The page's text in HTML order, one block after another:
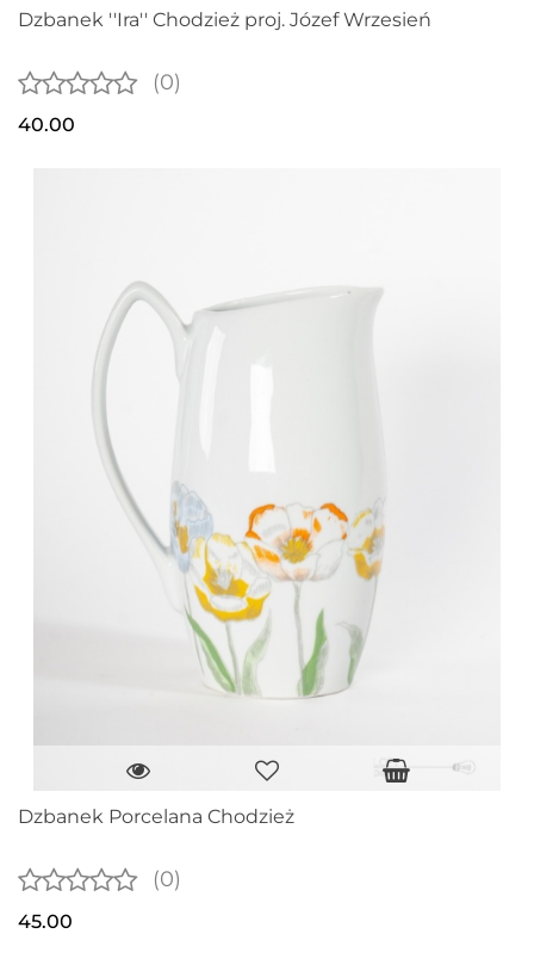
Dzbanek ''Ira'' Chodzież proj. Józef Wrzesień
(0)
40.00
Dzbanek Porcelana Chodzież
(0)
45.00